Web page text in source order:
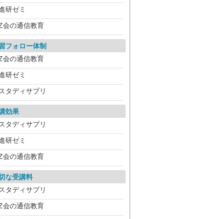
研ゼミ
会の通信教育
フォロー体制
会の通信教育
研ゼミ
タディサプリ
効果
タディサプリ
研ゼミ
会の通信教育
な受講料
タディサプリ
会の通信教育